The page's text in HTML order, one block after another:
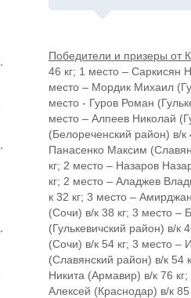
Победители и призеры от
46 кг; 1 место – Саркисян
место – Мордик Михаил
место - Гуров Роман
место – Алпеев Николай
(Белореченский район) в/к
Панасенко Максим
кг; 2 место – Назаров
кг; 2 место – Аладжев
к 32 кг; 3 место –
(Сочи) в/к 38 кг; 3 место –
(Гулькевичский район) в/
(Сочи) в/к 54 кг; 3 место –
(Славянский район) в/к 54
Никита (Армавир) в/к 76
Алексей (Краснодар) в/к